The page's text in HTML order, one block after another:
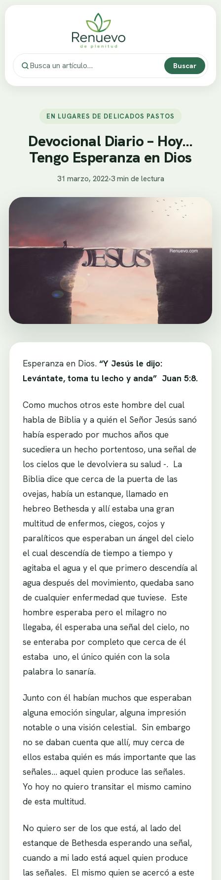
Buscar
EN LUGARES DE DELICADOS PASTOS
Devocional Diario – Hoy…
Tengo Esperanza en Dios
31 marzo, 2022•3 min de lectura
Esperanza en Dios. “Y Jesús le dijo:
Levántate, toma tu lecho y anda” Juan 5:8.
Como muchos otros este hombre del cual
habla de Biblia y a quién el Señor Jesús sanó
había esperado por muchos años que
sucediera un hecho portentoso, una señal de
los cielos que le devolviera su salud -. La
Biblia dice que cerca de la puerta de las
ovejas, había un estanque, llamado en
hebreo Bethesda y allí estaba una gran
multitud de enfermos, ciegos, cojos y
paralíticos que esperaban un ángel del cielo
el cual descendía de tiempo a tiempo y
agitaba el agua y el que primero descendía al
agua después del movimiento, quedaba sano
de cualquier enfermedad que tuviese. Este
hombre esperaba pero el milagro no
llegaba, él esperaba una señal del cielo, no
se enteraba por completo que cerca de él
estaba uno, el único quién con la sola
palabra lo sanaría.
Junto con él habían muchos que esperaban
alguna emoción singular, alguna impresión
notable o una visión celestial. Sin embargo
no se daban cuenta que allí, muy cerca de
ellos estaba quién es más importante que las
señales… aquel quien produce las señales.
Yo hoy no quiero transitar el mismo camino
de esta multitud.
No quiero ser de los que está, al lado del
estanque de Bethesda esperando una señal,
cuando a mi lado está aquel quien produce
las señales. El mismo quien se acercó a este